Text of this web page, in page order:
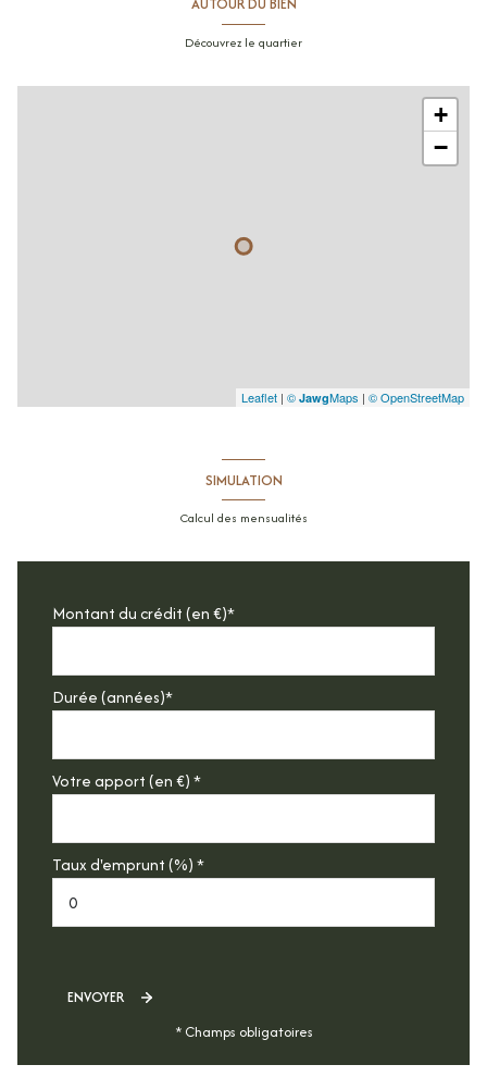
AUTOUR DU BIEN
Découvrez le quartier
+
−
Leaflet | © JawgMaps | © OpenStreetMap
SIMULATION
Calcul des mensualités
Montant du crédit (en €)*
Durée (années)*
Votre apport (en €) *
Taux d'emprunt (%) *
ENVOYER
* Champs obligatoires